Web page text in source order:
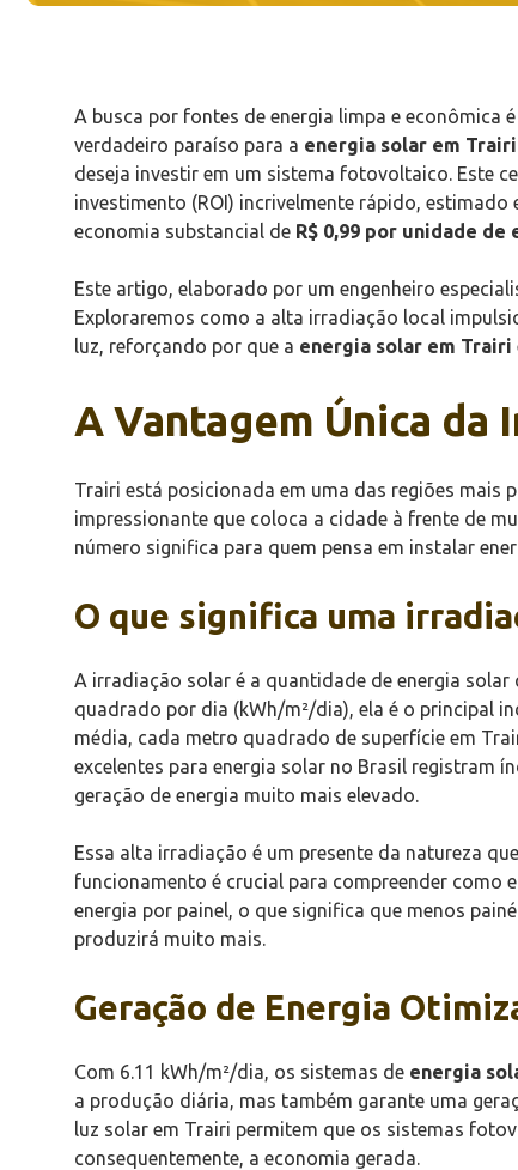
A busca por fontes de energia limpa e econômica
verdadeiro paraíso para a energia solar em Trairi
deseja investir em um sistema fotovoltaico. Este
investimento (ROI) incrivelmente rápido, estimado
economia substancial de R$ 0,99 por unidade de
Este artigo, elaborado por um engenheiro
Exploraremos como a alta irradiação local
luz, reforçando por que a energia solar em Trairi
A Vantagem Única da
Trairi está posicionada em uma das regiões mais
impressionante que coloca a cidade à frente de
número significa para quem pensa em instalar
O que significa uma
A irradiação solar é a quantidade de energia
quadrado por dia (kWh/m²/dia), ela é o principal
média, cada metro quadrado de superfície em
excelentes para energia solar no Brasil registram
geração de energia muito mais elevado.
Essa alta irradiação é um presente da natureza
funcionamento é crucial para compreender como
energia por painel, o que significa que menos
produzirá muito mais.
Geração de Energia
Com 6.11 kWh/m²/dia, os sistemas de energia
a produção diária, mas também garante uma
luz solar em Trairi permitem que os sistemas
consequentemente, a economia gerada.